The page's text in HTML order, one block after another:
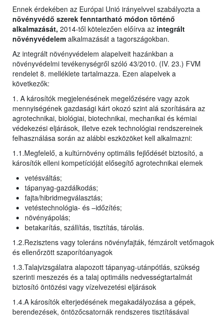
Ennek érdekében az Európai Unió irányelvvel szabályozta a
növényvédő szerek fenntartható módon történő
alkalmazását, 2014-től kötelezően előírva az integrált
növényvédelem alkalmazását a tagországokban.
Az integrált növényvédelem alapelveit hazánkban a
növényvédelmi tevékenységről szóló 43/2010. (IV. 23.) FVM
rendelet 8. melléklete tartalmazza. Ezen alapelvek a
következők:
1. A károsítók megjelenésének megelőzésére vagy azok
mennyiségének gazdasági kárt okozó szint alá szorítására az
agrotechnikai, biológiai, biotechnikai, mechanikai és kémiai
védekezési eljárások, illetve ezek technológiai rendszereinek
felhasználása során az alábbi eszközöket kell alkalmazni:
1.1.Megfelelő, a kultúrnövény optimális fejlődését biztosító, a
károsítók elleni kompetícióját elősegítő agrotechnikai elemek
vetésváltás;
tápanyag-gazdálkodás;
fajta/hibridmegválasztás;
vetéstechnológia- és –időzítés;
növényápolás;
betakarítás, szállítás, tisztítás, tárolás.
1.2.Rezisztens vagy toleráns növényfajták, fémzárolt vetőmagok
és ellenőrzött szaporítóanyagok
1.3.Talajvizsgálatra alapozott tápanyag-utánpótlás, szükség
szerinti meszezés és a talaj optimális nedvességtartalmát
biztosító öntözési vagy vízelvezetési eljárások
1.4.A károsítók elterjedésének megakadályozása a gépek,
berendezések, öntözőcsatornák rendszeres tisztításával